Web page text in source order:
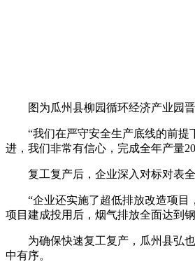
图为瓜州县柳园循环经济产业园
“我们在严守安全生产底线的前提下
进，我们非常有信心，完成全年产量
复工复产后，企业深入对标对表全
“企业还实施了超低排放改造项目，
项目建成投用后，烟气排放全面达到
为确保快速复工复产，瓜州县弘也
中有序。